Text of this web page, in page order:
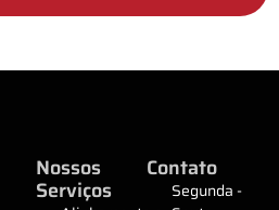
Nossos
Serviços
Contato
Segunda -